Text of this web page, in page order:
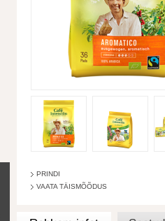
PRINDI
VAATA TÄISMÕÕDUS